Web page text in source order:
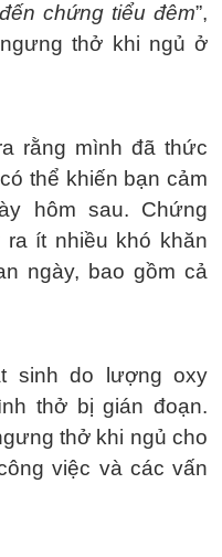
chứng tiểu đêm”,
thở khi ngủ ở
rằng mình đã thức
thể khiến bạn cảm
hôm sau. Chứng
ít nhiều khó khăn
ngày, bao gồm cả
sinh do lượng oxy
thở bị gián đoạn.
thở khi ngủ cho
việc và các vấn